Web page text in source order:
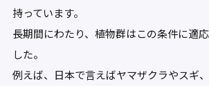
持っています。
長期間にわたり、植物群はこの条件に適
した。
例えば、日本で言えばヤマザクラやスギ